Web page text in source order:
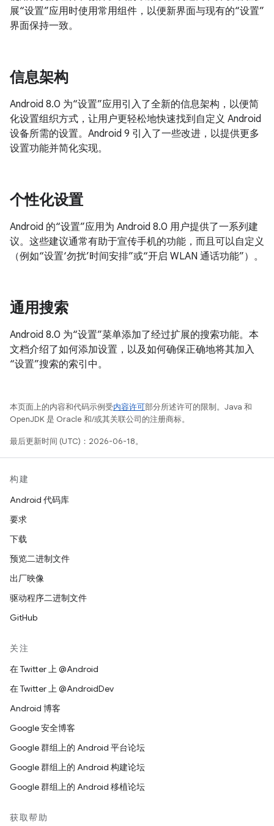
展“设置”应用时使用常用组件，以便新界面与现有的“设置”
界面保持一致。
信息架构
Android 8.0 为“设置”应用引入了全新的信息架构，以便简
化设置组织方式，让用户更轻松地快速找到自定义 Android
设备所需的设置。Android 9 引入了一些改进，以提供更多
设置功能并简化实现。
个性化设置
Android 的“设置”应用为 Android 8.0 用户提供了一系列建
议。这些建议通常有助于宣传手机的功能，而且可以自定义
（例如“设置‘勿扰’时间安排”或“开启 WLAN 通话功能”）。
通用搜索
Android 8.0 为“设置”菜单添加了经过扩展的搜索功能。本
文档介绍了如何添加设置，以及如何确保正确地将其加入
“设置”搜索的索引中。
本页面上的内容和代码示例受内容许可部分所述许可的限制。Java 和
OpenJDK 是 Oracle 和/或其关联公司的注册商标。
最后更新时间 (UTC)：2026-06-18。
构建
Android 代码库
要求
下载
预览二进制文件
出厂映像
驱动程序二进制文件
GitHub
关注
在 Twitter 上 @Android
在 Twitter 上 @AndroidDev
Android 博客
Google 安全博客
Google 群组上的 Android 平台论坛
Google 群组上的 Android 构建论坛
Google 群组上的 Android 移植论坛
获取帮助